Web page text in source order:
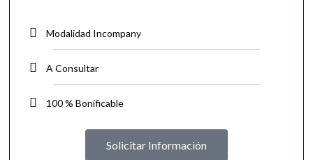
Modalidad Incompany
A Consultar
100 % Bonificable
Solicitar Información